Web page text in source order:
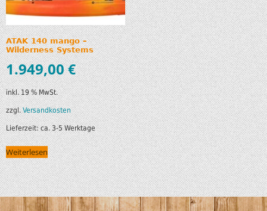
ATAK 140 mango –
Wilderness Systems
1.949,00€
inkl. 19 % MwSt.
zzgl.Versandkosten
Lieferzeit:ca. 3-5 Werktage
Weiterlesen